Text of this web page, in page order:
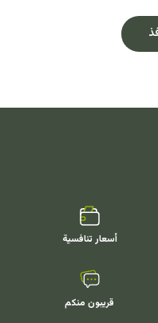
أسعار تنافسية
قريبون منكم